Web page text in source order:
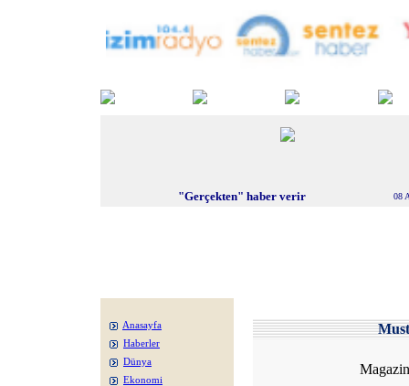
"Gerçekten" haber verir 08
Anasayfa
Haberler
Dünya
Ekonomi